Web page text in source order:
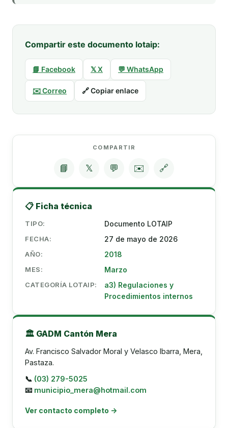
Compartir este documento lotaip:
📘 Facebook 𝕏 X 💬 WhatsApp
✉️ Correo 🔗 Copiar enlace
COMPARTIR
📘 𝕏 💬 ✉️ 🔗
📋 Ficha técnica
TIPO: Documento LOTAIP
FECHA: 27 de mayo de 2026
AÑO: 2018
MES: Marzo
CATEGORÍA LOTAIP:
a3) Regulaciones y
Procedimientos internos
🏛️ GADM Cantón Mera
Av. Francisco Salvador Moral y Velasco Ibarra, Mera,
Pastaza.
📞 (03) 279-5025
📧 municipio_mera@hotmail.com
Ver contacto completo →